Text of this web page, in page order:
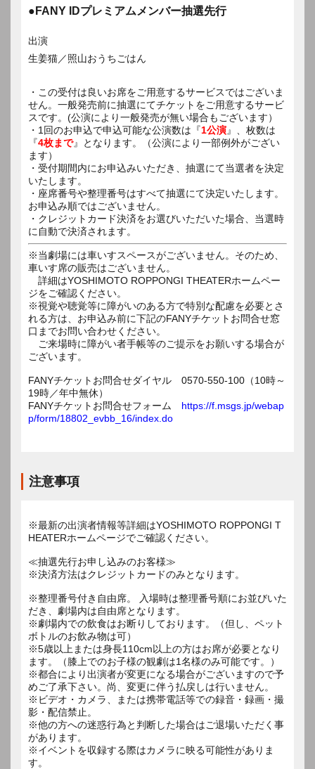
●FANY IDプレミアムメンバー抽選先行
出演
生姜猫／照山おうちごはん
・この受付は良いお席をご用意するサービスではございま
せん。一般発売前に抽選にてチケットをご用意するサービ
スです。(公演により一般発売が無い場合もございます）
・1回のお申込で申込可能な公演数は『1公演』、枚数は
『4枚まで』となります。（公演により一部例外がござい
ます）
・受付期間内にお申込みいただき、抽選にて当選者を決定
いたします。
・座席番号や整理番号はすべて抽選にて決定いたします。
お申込み順ではございません。
・クレジットカード決済をお選びいただいた場合、当選時
に自動で決済されます。
※当劇場には車いすスペースがございません。そのため、
車いす席の販売はございません。
詳細はYOSHIMOTO ROPPONGI THEATERホームペー
ジをご確認ください。
※視覚や聴覚等に障がいのある方で特別な配慮を必要とさ
れる方は、お申込み前に下記のFANYチケットお問合せ窓
口までお問い合わせください。
ご来場時に障がい者手帳等のご提示をお願いする場合が
ございます。
FANYチケットお問合せダイヤル 0570-550-100（10時～
19時／年中無休）
FANYチケットお問合せフォーム https://f.msgs.jp/webap
p/form/18802_evbb_16/index.do
注意事項
※最新の出演者情報等詳細はYOSHIMOTO ROPPONGI T
HEATERホームページでご確認ください。
≪抽選先行お申し込みのお客様≫
※決済方法はクレジットカードのみとなります。
※整理番号付き自由席。 入場時は整理番号順にお並びいた
だき、劇場内は自由席となります。
※劇場内での飲食はお断りしております。（但し、ペット
ボトルのお飲み物は可）
※5歳以上または身長110cm以上の方はお席が必要となり
ます。（膝上でのお子様の観劇は1名様のみ可能です。）
※都合により出演者が変更になる場合がございますので予
めご了承下さい。尚、変更に伴う払戻しは行いません。
※ビデオ・カメラ、または携帯電話等での録音・録画・撮
影・配信禁止。
※他の方への迷惑行為と判断した場合はご退場いただく事
があります。
※イベントを収録する際はカメラに映る可能性がありま
す。